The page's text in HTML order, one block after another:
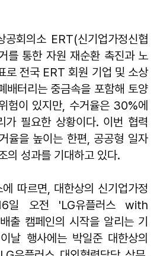
공회의소 ERT(신기업가정신협
를 통한 자원 재순환 촉진과 노
로 전국 ERT 회원 기업 및 소상
배터리는 중금속을 포함해 토양
험이 있지만, 수거율은 30%에
가 필요한 상황이다. 이번 협력
율을 높이는 한편, 공공형 일자
의 성과를 기대하고 있다.
따르면, 대한상의 신기업가정
일 오전 'LG유플러스 with
출 캠페인의 시작을 알리는 기
날 행사에는 박일준 대한상의